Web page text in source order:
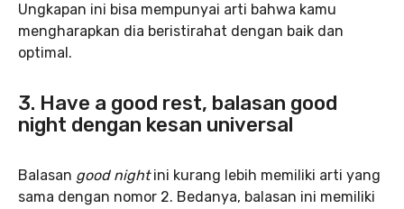
Ungkapan ini bisa mempunyai arti bahwa kamu
mengharapkan dia beristirahat dengan baik dan
optimal.
3. Have a good rest, balasan good
night dengan kesan universal
Balasan good nightini kurang lebih memiliki arti yang
sama dengan nomor 2. Bedanya, balasan ini memiliki